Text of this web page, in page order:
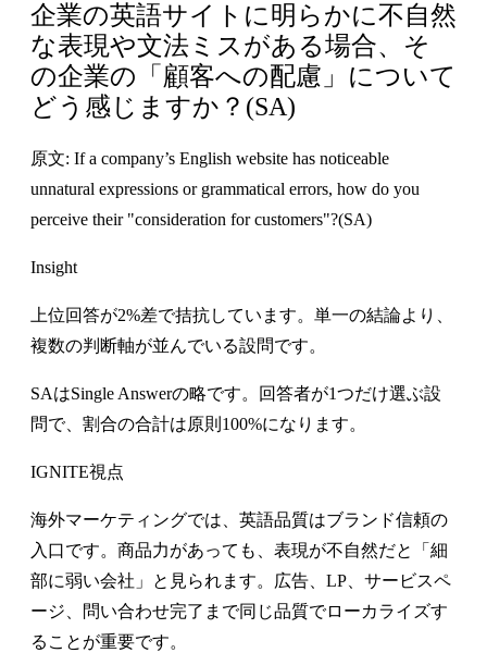
企業の英語サイトに明らかに不自然
な表現や文法ミスがある場合、そ
の企業の「顧客への配慮」について
どう感じますか？(SA)
原文: If a company’s English website has noticeable
unnatural expressions or grammatical errors, how do you
perceive their "consideration for customers"?(SA)
Insight
上位回答が2%差で拮抗しています。単一の結論より、
複数の判断軸が並んでいる設問です。
SAはSingle Answerの略です。回答者が1つだけ選ぶ設
問で、割合の合計は原則100%になります。
IGNITE視点
海外マーケティングでは、英語品質はブランド信頼の
入口です。商品力があっても、表現が不自然だと「細
部に弱い会社」と見られます。広告、LP、サービスペ
ージ、問い合わせ完了まで同じ品質でローカライズす
ることが重要です。